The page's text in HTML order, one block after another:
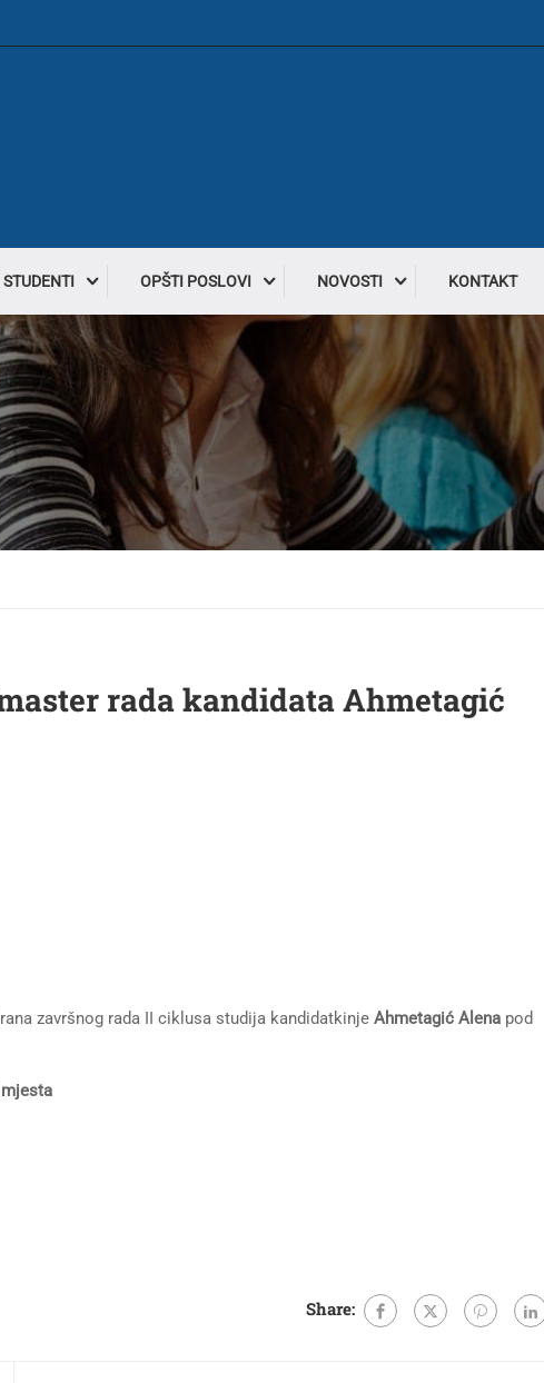
OPŠTI POSLOVI NOVOSTI KONTAKT
rada kandidata Ahmetagić
završnog rada II ciklusa studija kandidatkinje Ahmetagić Alena pod
Share: